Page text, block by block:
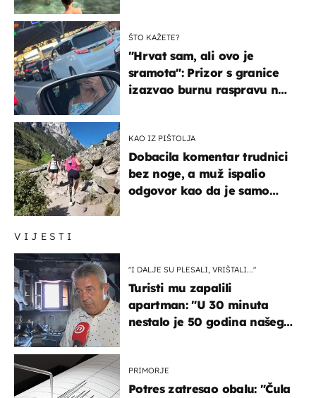
VIJESTI
"I DALJE SU PLESALI, VRIŠTALI..."
Turisti mu zapalili
apartman: "U 30 minuta
nestalo je 50 godina našeg
PRIMORJE
Potres zatresao obalu: "Čula
ŠTO KAŽETE?
"Hrvat sam, ali ovo je
sramota": Prizor s granice
izazvao burnu raspravu na
KAO IZ PIŠTOLJA
Dobacila komentar trudnici
bez noge, a muž ispalio
odgovor kao da je samo